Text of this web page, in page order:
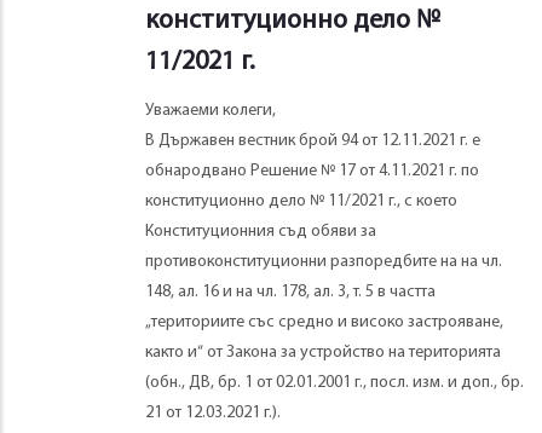
конституционно дело №
11/2021 г.
Уважаеми колеги,
В Държавен вестник брой 94 от 12.11.2021 г. е
обнародвано Решение № 17 от 4.11.2021 г. по
конституционно дело № 11/2021 г., с което
Конституционния съд обяви за
противоконституционни разпоредбите на на чл.
148, ал. 16 и на чл. 178, ал. 3, т. 5 в частта
„териториите със средно и високо застрояване,
както и“ от Закона за устройство на територията
(обн., ДВ, бр. 1 от 02.01.2001 г., посл. изм. и доп., бр.
21 от 12.03.2021 г.).